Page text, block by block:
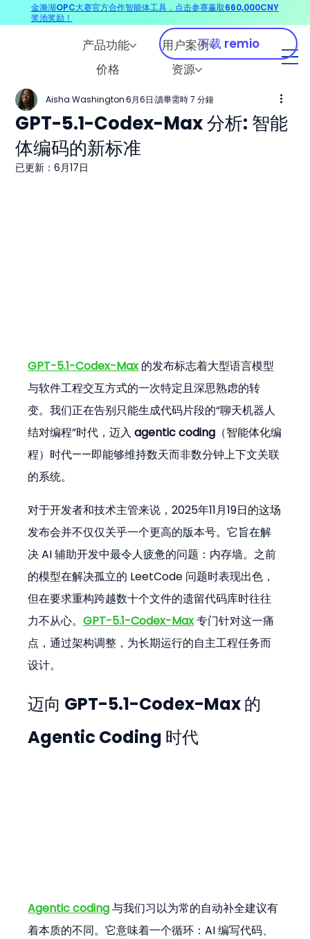
产品功能
用户案例
价格
资源
下载 remio
GPT-5.1-Codex-Max 分析: 智能
体编码的新标准
Aisha Washington 6月6日 讀畢需時 7 分鐘
已更新：6月17日
GPT-5.1-Codex-Max 的发布标志着大型语言模型
与软件工程交互方式的一次特定且深思熟虑的转
变。我们正在告别只能生成代码片段的“聊天机器人
结对编程”时代，迈入 agentic coding （智能体化编
程）时代——即能够维持数天而非数分钟上下文关联
的系统。
对于开发者和技术主管来说，2025年11月19日的这场
发布会并不仅仅关乎一个更高的版本号。它旨在解
决 AI 辅助开发中最令人疲惫的问题：内存墙。之前
的模型在解决孤立的 LeetCode 问题时表现出色，
但在要求重构跨越数十个文件的遗留代码库时往往
力不从心。GPT-5.1-Codex-Max 专门针对这一痛
点，通过架构调整，为长期运行的自主工程任务而
设计。
迈向 GPT-5.1-Codex-Max 的
Agentic Coding 时代
Agentic coding 与我们习以为常的自动补全建议有
着本质的不同。它意味着一个循环：AI 编写代码、
金漪湖OPC大赛官方合作智能体工具，点击参赛赢取660,000CNY
奖池奖励！